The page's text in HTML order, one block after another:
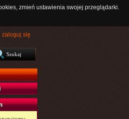
zmień ustawienia swojej przeglądarki.
zaloguj się